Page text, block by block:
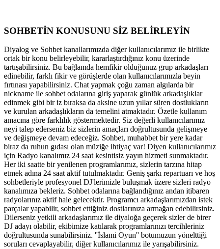
SOHBETİN KONUSUNU SİZ BELİRLEYİN
Diyalog ve Sohbet kanallarımızda diğer kullanıcılarımız ile birlikte
ortak bir konu belirleyebilir, kararlaştırdığınız konu üzerinde
tartışabilirsiniz. Bu bağlamda hemfikir olduğunuz grup arkadaşları
edinebilir, farklı fikir ve görüşlerde olan kullanıcılarımızla beyin
fırtınası yapabilirsiniz. Chat yapmak çoğu zaman algılarda bir
nickname ile sohbet odalarına giriş yaparak günlük arkadaşlıklar
edinmek gibi bir iz bıraksa da aksine uzun yıllar süren dostlukların
ve kurulan arkadaşlıkların da temelini atmaktadır. Özetle kullanım
amacına göre farklılık göstermektedir. Siz değerli kullanıcılarımız
neyi talep ederseniz biz sizlerin amaçları doğrultusunda gelişmeye
ve değişmeye devam edeceğiz. Sohbet, muhabbet bir yere kadar
biraz da ruhun gıdası olan müziğe ihtiyaç var! Diyen kullanıcılarımız
için Radyo kanalımız 24 saat kesintisiz yayın hizmeti sunmaktadır.
Her iki saatte bir yenilenen programlarımız, sizlerin tarzına hitap
etmek adına 24 saat aktif tutulmaktadır. Geniş şarkı repartuarı ve hoş
sohbetleriyle profesyonel DJ'lerimizle buluşmak üzere sizleri radyo
kanalımıza bekleriz. Sohbet odalarına bağlandığınız andan itibaren
radyolarınız aktif hale gelecektir. Programcı arkadaşlarımızdan istek
parçalar yapabilir, sohbet ettiğiniz dostlarınıza armağan edebilirsiniz.
Dilerseniz yetkili arkadaşlarımız ile diyaloğa geçerek sizler de birer
DJ adayı olabilir, ekibimize katılarak programlarınızı tercihleriniz
doğrultusunda sunabilirsiniz. ''İslami Oyun'' botumuzun yönelttiği
soruları cevaplayabilir, diğer kullanıcılarımız ile yarışabilirsiniz.